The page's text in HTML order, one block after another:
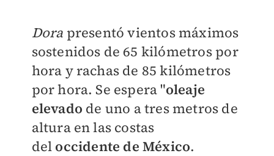
Dora presentó vientos máximos
sostenidos de 65 kilómetros por
hora y rachas de 85 kilómetros
por hora. Se espera "oleaje
elevado de uno a tres metros de
altura en las costas
del occidente de México.